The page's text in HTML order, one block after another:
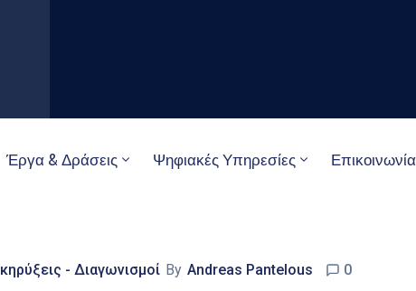
Έργα & Δράσεις Ψηφιακές Υπηρεσίες Επικοινωνία
- Διαγωνισμοί By Andreas Pantelous 0